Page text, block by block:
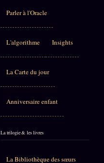
Parler à l'Oracle
L'algorithme Insights
La Carte du jour
Anniversaire enfant
La trilogie & les livres
La Bibliothèque des sœurs